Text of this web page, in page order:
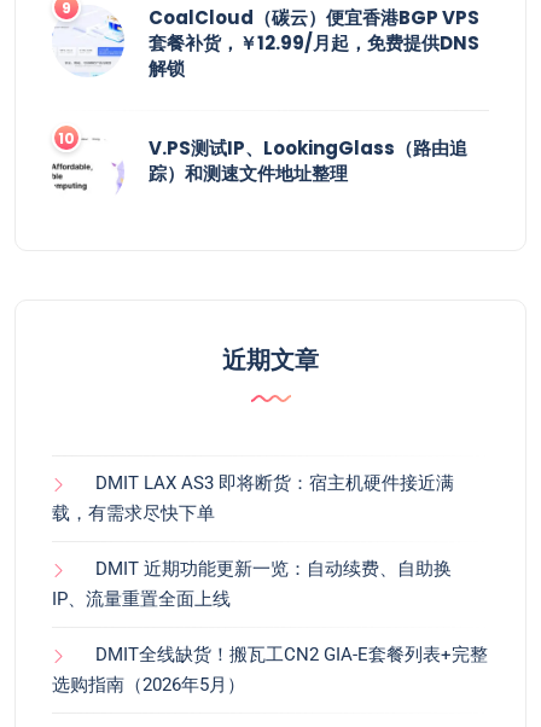
CoalCloud（碳云）便宜香港BGP VPS
套餐补货，￥12.99/月起，免费提供DNS
解锁
V.PS测试IP、LookingGlass（路由追
踪）和测速文件地址整理
近期文章
DMIT LAX AS3 即将断货：宿主机硬件接近满
载，有需求尽快下单
DMIT 近期功能更新一览：自动续费、自助换
IP、流量重置全面上线
DMIT全线缺货！搬瓦工CN2 GIA-E套餐列表+完整
选购指南（2026年5月）